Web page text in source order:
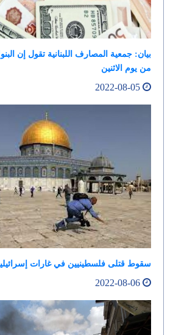
بيان: جمعية المصارف اللبنانية تقول إن
من يوم الاثنين
سقوط قتلى فلسطينيين في غارات